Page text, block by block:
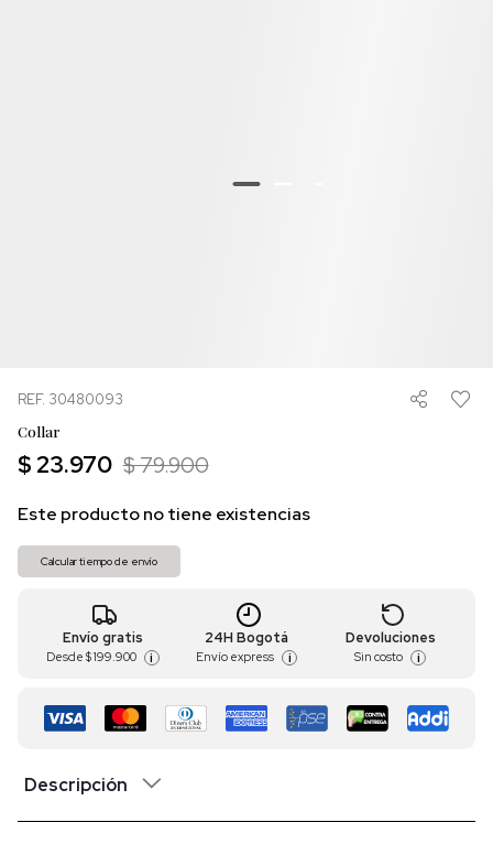
REF. 30480093
Collar
$ 23.970 $ 79.900
Este producto no tiene existencias
Calcular tiempo de envío
Envío gratis
Desde $ 199.900 i
24H Bogotá
Envío express i
Devoluciones
Sin costo i
Descripción